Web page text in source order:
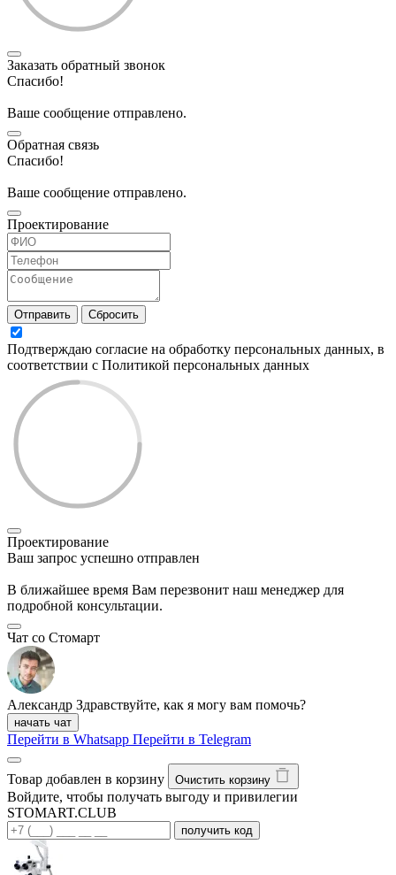
Заказать обратный звонок
Спасибо!
Ваше сообщение отправлено.
Обратная связь
Спасибо!
Ваше сообщение отправлено.
Проектирование
Отправить Сбросить
Подтверждаю согласие на обработку персональных данных, в
соответствии с Политикой персональных данных
Проектирование
Ваш запрос успешно отправлен
В ближайшее время Вам перезвонит наш менеджер для
подробной консультации.
Чат со Стомарт
Александр Здравствуйте, как я могу вам помочь?
начать чат
Перейти в Whatsapp Перейти в Telegram
Товар добавлен в корзину Очистить корзину
Войдите, чтобы получать выгоду и привилегии
STOMART.CLUB
получить код